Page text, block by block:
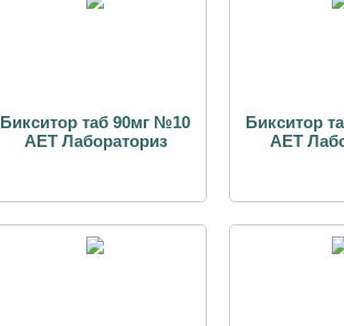
Бикситор таб 90мг №10
АЕТ Лабораториз
Бикситор
АЕТ